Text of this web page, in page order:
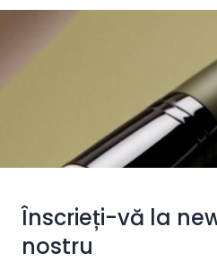
Înscrieți-vă la
nostru